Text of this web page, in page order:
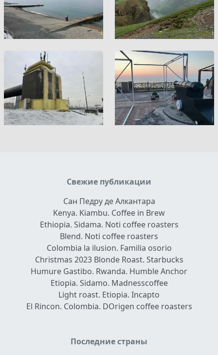
Свежие публикации
Сан Педру де Алкантара
Kenya. Kiambu. Coffee in Brew
Ethiopia. Sidama. Noti coffee roasters
Blend. Noti coffee roasters
Colombia la ilusion. Familia osorio
Christmas 2023 Blonde Roast. Starbucks
Humure Gastibo. Rwanda. Humble Anchor
Etiopia. Sidamo. Madnesscoffee
Light roast. Etiopia. Incapto
El Rincon. Colombia. DOrigen coffee roasters
Последние страны